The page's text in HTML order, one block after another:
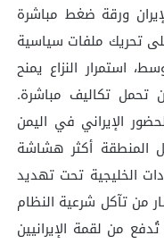
ورقة ضغط مباشرة
تحريك ملفات سياسية
استمرار النزاع يمنح
تحمل تكاليف مباشرة.
الإيراني في اليمن
المنطقة أكثر هشاشة
الخليجية تحت تهديد
من تآكل شرعية النظام
تُدفع من لقمة الإيرانيين